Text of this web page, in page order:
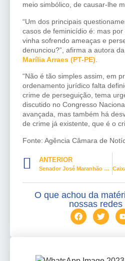
meio simbólico, de causar-lhe
“Um dos principais
casos de feminicídio é: mas
vinha sofrendo ameaças e
denunciou?”, afirma a autora
Marília Arraes (PT-PE)
“Não é tão simples assim, em
ordenamento jurídico falta
crime de perseguição, tema
discutido no Congresso
avançada, mas também há
de crime já existente, que é o
Fonte: Agência Câmara de
ANTERIOR
Senador José Maranhão morre de covid-19
O que achou da
nossas redes